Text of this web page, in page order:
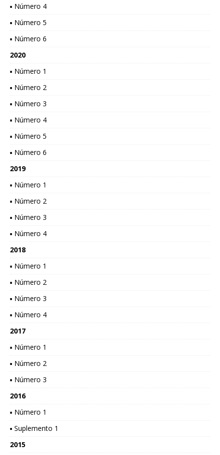
▪ Número 4
▪ Número 5
▪ Número 6
2020
▪ Número 1
▪ Número 2
▪ Número 3
▪ Número 4
▪ Número 5
▪ Número 6
2019
▪ Número 1
▪ Número 2
▪ Número 3
▪ Número 4
2018
▪ Número 1
▪ Número 2
▪ Número 3
▪ Número 4
2017
▪ Número 1
▪ Número 2
▪ Número 3
2016
▪ Número 1
▪ Suplemento 1
2015